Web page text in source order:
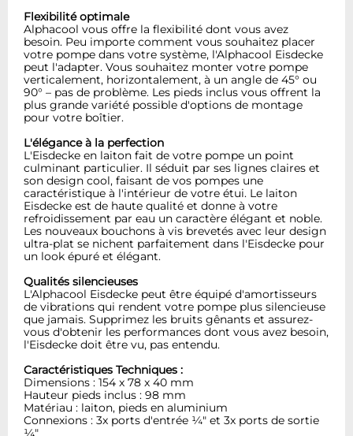
Flexibilité optimale
Alphacool vous offre la flexibilité dont vous avez
besoin. Peu importe comment vous souhaitez placer
votre pompe dans votre système, l'Alphacool Eisdecke
peut l'adapter. Vous souhaitez monter votre pompe
verticalement, horizontalement, à un angle de 45° ou
90° – pas de problème. Les pieds inclus vous offrent la
plus grande variété possible d'options de montage
pour votre boîtier.
L'élégance à la perfection
L'Eisdecke en laiton fait de votre pompe un point
culminant particulier. Il séduit par ses lignes claires et
son design cool, faisant de vos pompes une
caractéristique à l'intérieur de votre étui. Le laiton
Eisdecke est de haute qualité et donne à votre
refroidissement par eau un caractère élégant et noble.
Les nouveaux bouchons à vis brevetés avec leur design
ultra-plat se nichent parfaitement dans l'Eisdecke pour
un look épuré et élégant.
Qualités silencieuses
L'Alphacool Eisdecke peut être équipé d'amortisseurs
de vibrations qui rendent votre pompe plus silencieuse
que jamais. Supprimez les bruits gênants et assurez-
vous d'obtenir les performances dont vous avez besoin,
l'Eisdecke doit être vu, pas entendu.
Caractéristiques Techniques :
Dimensions : 154 x 78 x 40 mm
Hauteur pieds inclus : 98 mm
Matériau : laiton, pieds en aluminium
Connexions : 3x ports d'entrée ¼" et 3x ports de sortie
¼"